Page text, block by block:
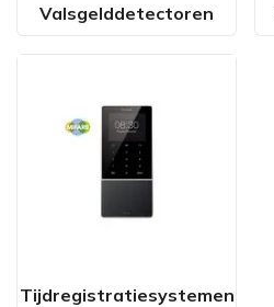
Valsgelddetectoren
Tijdregistratiesystemen